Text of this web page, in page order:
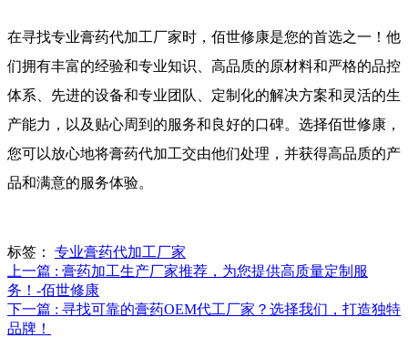
在寻找专业膏药代加工厂家时，佰世修康是您的首选之一！他
们拥有丰富的经验和专业知识、高品质的原材料和严格的品控
体系、先进的设备和专业团队、定制化的解决方案和灵活的生
产能力，以及贴心周到的服务和良好的口碑。选择佰世修康，
您可以放心地将膏药代加工交由他们处理，并获得高品质的产
品和满意的服务体验。
标签：
专业膏药代加工厂家
上一篇 : 膏药加工生产厂家推荐，为您提供高质量定制服
务！-佰世修康
下一篇 : 寻找可靠的膏药OEM代工厂家？选择我们，打造独特
品牌！